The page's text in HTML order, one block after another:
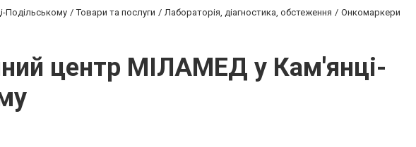
Подільському Товари та послуги Лабораторія, діагностика, обстеження Онкомаркери
центр МІЛАМЕД у Кам'янці-